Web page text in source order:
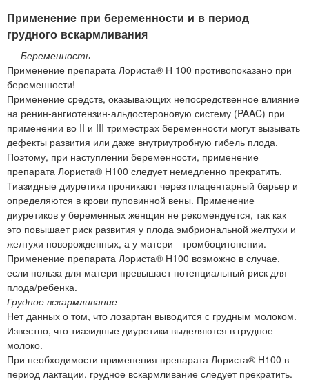
Применение при беременности и в период
грудного вскармливания
Беременность
Применение препарата Лориста® Н 100 противопоказано при
беременности!
Применение средств, оказывающих непосредственное влияние
на ренин-ангиотензин-альдостероновую систему (PAAC) при
применении во II и III триместрах беременности могут вызывать
дефекты развития или даже внутриутробную гибель плода.
Поэтому, при наступлении беременности, применение
препарата Лориста® Н100 следует немедленно прекратить.
Тиазидные диуретики проникают через плацентарный барьер и
определяются в крови пуповинной вены. Применение
диуретиков у беременных женщин не рекомендуется, так как
это повышает риск развития у плода эмбриональной желтухи и
желтухи новорожденных, а у матери - тромбоцитопении.
Применение препарата Лориста® Н100 возможно в случае,
если польза для матери превышает потенциальный риск для
плода/ребенка.
Грудное вскармливание
Нет данных о том, что лозартан выводится с грудным молоком.
Известно, что тиазидные диуретики выделяются в грудное
молоко.
При необходимости применения препарата Лориста® Н100 в
период лактации, грудное вскармливание следует прекратить.